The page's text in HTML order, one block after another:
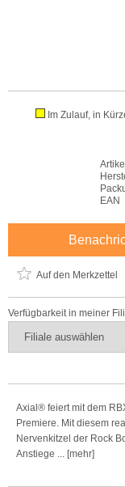
Im Zulauf, in
EAN
Auf den Merkzettel
Verfügbarkeit in meiner
Axial® feiert mit dem
Premiere. Mit diesem
Nervenkitzel der Rock
Anstiege ... [mehr]